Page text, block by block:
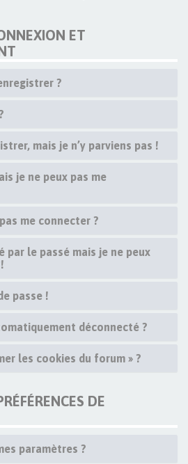
ET
?
mais je n’y parviens pas !
je ne peux pas me
me connecter ?
par le passé mais je ne peux
passe !
déconnecté ?
les cookies du forum » ?
DE
paramètres ?